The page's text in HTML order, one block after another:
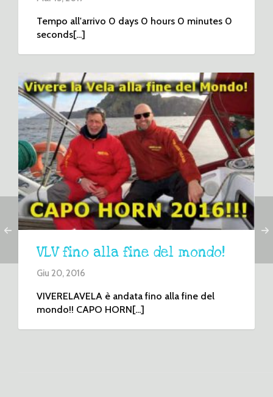
Tempo all'arrivo 0 days 0 hours 0 minutes 0
seconds[...]
VLV fino alla fine del mondo!
Giu 20, 2016
VIVERELAVELA è andata fino alla fine del
mondo!! CAPO HORN[...]